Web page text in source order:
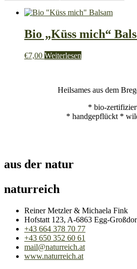
Bio „Küss mich“
€7,00 Weiterlesen
Heilsames aus dem
* bio-
* handgepflückt *
aus der natur
naturreich
Reiner Metzler & Michaela Fink
Hofstatt 123, A-6863 Egg-
+43 664 378 70 77
+43 650 352 60 61
mail@naturreich.at
www.naturreich.at